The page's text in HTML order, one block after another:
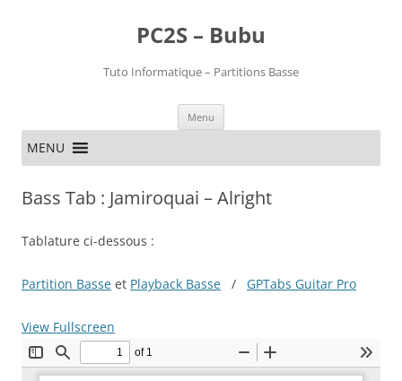
PC2S – Bubu
Tuto Informatique – Partitions Basse
Menu
contenu
MENU
Bass Tab : Jamiroquai – Alright
Tablature ci-dessous :
Partition Basse et Playback Basse / GPTabs Guitar Pro
View Fullscreen